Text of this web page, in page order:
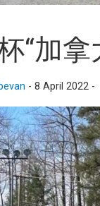
“加
-8 April 2022 -